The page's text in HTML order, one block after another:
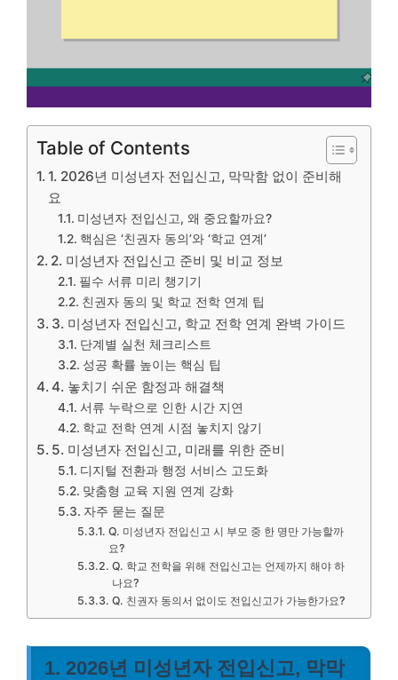
Table of Contents
1. 2026년 미성년자 전입신고, 막막함 없이 준비해
요
미성년자 전입신고, 왜 중요할까요?
핵심은 ‘친권자 동의’와 ‘학교 연계’
2. 미성년자 전입신고 준비 및 비교 정보
필수 서류 미리 챙기기
친권자 동의 및 학교 전학 연계 팁
3. 미성년자 전입신고, 학교 전학 연계 완벽 가이드
단계별 실천 체크리스트
성공 확률 높이는 핵심 팁
4. 놓치기 쉬운 함정과 해결책
서류 누락으로 인한 시간 지연
학교 전학 연계 시점 놓치지 않기
5. 미성년자 전입신고, 미래를 위한 준비
디지털 전환과 행정 서비스 고도화
맞춤형 교육 지원 연계 강화
자주 묻는 질문
Q. 미성년자 전입신고 시 부모 중 한 명만 가능할까
요?
Q. 학교 전학을 위해 전입신고는 언제까지 해야 하
나요?
Q. 친권자 동의서 없이도 전입신고가 가능한가요?
1. 2026년 미성년자 전입신고, 막막